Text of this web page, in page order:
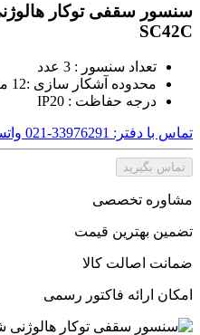
سنسور سقفی توکار
SC42C
تعداد سنسور : 3 عدد
محدوده آشکار سازی :12 متر
درجه حفاظت : IP20
تماس با دفتر: 33976291-021 واتس
تماس بگیرید
مشاوره تخصصی
تضمین بهترین قیمت
ضمانت اصالت کالا
امکان ارائه فاکتور رسمی